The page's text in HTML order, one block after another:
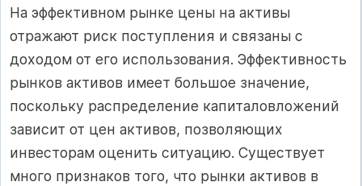
На эффективном рынке цены на активы
отражают риск поступления и связаны с
доходом от его использования. Эффективность
рынков активов имеет большое значение,
поскольку распределение капиталовложений
зависит от цен активов, позволяющих
инвесторам оценить ситуацию. Существует
много признаков того, что рынки активов в